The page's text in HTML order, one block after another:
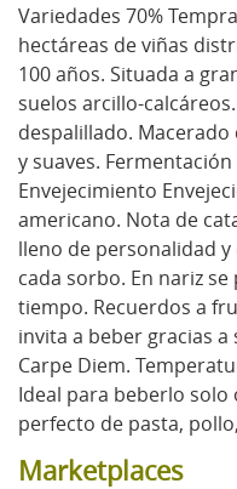
Variedades 70%
hectáreas de viñas
100 años. Situada a
suelos arcillo-
despalillado.
y suaves.
Envejecimiento
americano. Nota de
lleno de personalidad
cada sorbo. En nariz
tiempo. Recuerdos a
invita a beber gracias
Carpe Diem.
Ideal para beberlo
perfecto de pasta,
Marketplaces